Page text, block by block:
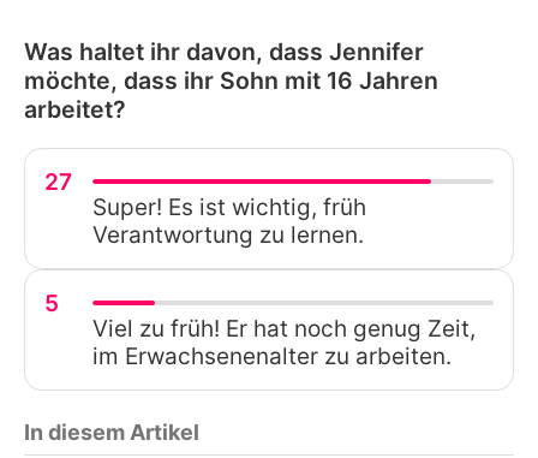
Was haltet ihr davon, dass Jennifer
möchte, dass ihr Sohn mit 16 Jahren
arbeitet?
27
Super! Es ist wichtig, früh
Verantwortung zu lernen.
5
Viel zu früh! Er hat noch genug Zeit,
im Erwachsenenalter zu arbeiten.
In diesem Artikel